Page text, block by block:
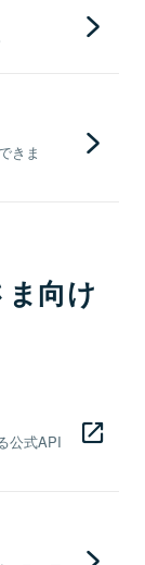
きま
向け
公式API